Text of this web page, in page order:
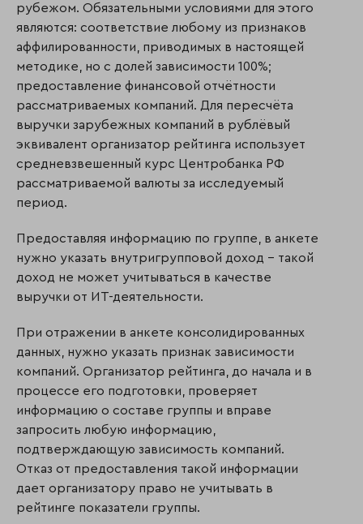
рубежом. Обязательными условиями для этого
являются: соответствие любому из признаков
аффилированности, приводимых в настоящей
методике, но с долей зависимости 100%;
предоставление финансовой отчётности
рассматриваемых компаний. Для пересчёта
выручки зарубежных компаний в рублёвый
эквивалент организатор рейтинга использует
средневзвешенный курс Центробанка РФ
рассматриваемой валюты за исследуемый
период.
Предоставляя информацию по группе, в анкете
нужно указать внутригрупповой доход – такой
доход не может учитываться в качестве
выручки от ИТ-деятельности.
При отражении в анкете консолидированных
данных, нужно указать признак зависимости
компаний. Организатор рейтинга, до начала и в
процессе его подготовки, проверяет
информацию о составе группы и вправе
запросить любую информацию,
подтверждающую зависимость компаний.
Отказ от предоставления такой информации
дает организатору право не учитывать в
рейтинге показатели группы.